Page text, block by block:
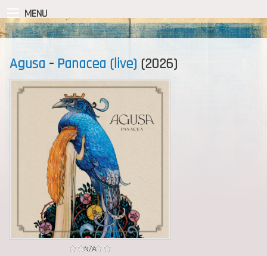
MENU
Agusa - Panacea (live) (2026)